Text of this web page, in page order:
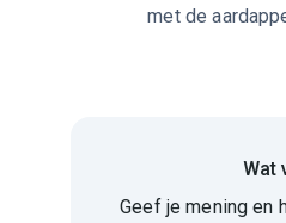
met de
Wat
Geef je mening en